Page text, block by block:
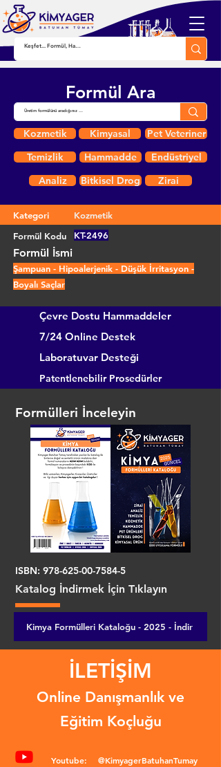
Formül Ara
Kozmetik Kimyasal
Pet Veteriner
Temizlik
Hammadde
Endüstriyel
Analiz
Bitkisel Drog Zirai
Kategori
Kozmetik
Formül Kodu
KT-2496
Formül İsmi
Şampuan - Hipoalerjenik - Düşük İrritasyon -
Boyalı Saçlar
Çevre Dostu Hammaddeler
7/24 Online Destek
Laboratuvar Desteği
Patentlenebilir Prosedürler
Formülleri İnceleyin
ISBN: 978-625-00-7584-5
Katalog İndirmek İçin Tıklayın
Kimya Formülleri Kataloğu - 2025 - İndir
İLETİŞİM
Online Danışmanlık ve
Eğitim Koçluğu
Youtube: @KimyagerBatuhanTumay